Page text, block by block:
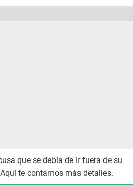
que se debía de ir fuera de su
te contamos más detalles.